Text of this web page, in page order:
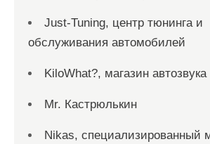
Just-Tuning, центр тюнинга и
обслуживания автомобилей
KiloWhat?, магазин автозвука
Mr. Кастрюлькин
Nikas, специализированный